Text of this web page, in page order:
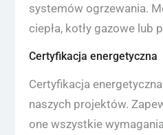
systemów ogrzewania.
ciepła, kotły gazowe lub
Certyfikacja energetyczna
Certyfikacja
naszych projektów.
one wszystkie